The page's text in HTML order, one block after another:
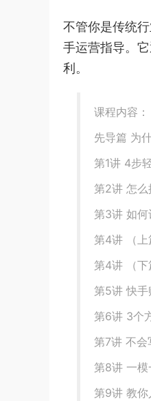
不管你是传统
手运营指导。
利。
课程内容：
先导篇 为
第1讲 4步
第2讲 怎
第3讲 如
第4讲 （上
第4讲 （下
第5讲 快
第6讲 3个
第7讲 不会
第8讲 一模
第9讲 教